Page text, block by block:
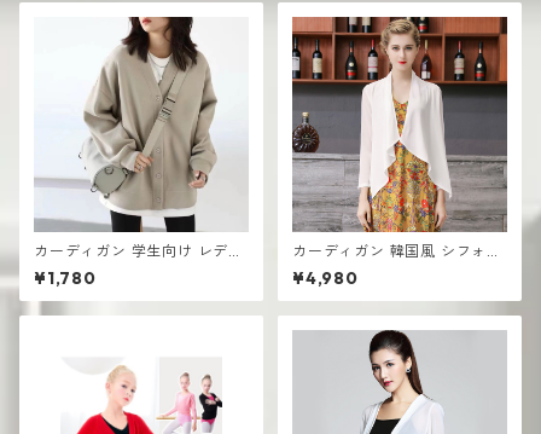
カーディガン 学生向け レディ
ース 無地デザイン 高見え おし
ゃれ vネック
¥1,780
カーディガン 韓国風 シフォン
UV対策 薄手 ショートジャケ
ット スモールショール
¥4,980